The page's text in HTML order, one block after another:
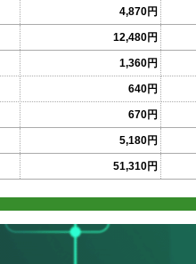
4,870円
12,480円
1,360円
640円
670円
5,180円
51,310円